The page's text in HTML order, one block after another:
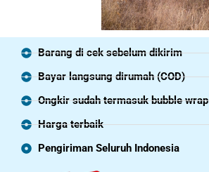
Barang di cek sebelum dikirim
Bayar langsung dirumah (COD)
Ongkir sudah termasuk bubble wrap
Harga terbaik
Pengiriman Seluruh Indonesia